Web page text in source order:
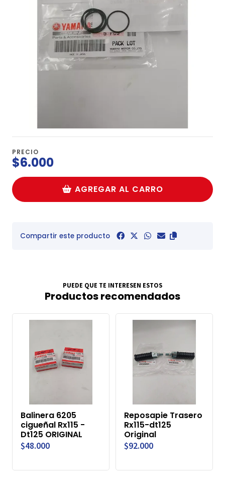
PRECIO
$6.000
AGREGAR AL CARRO
Compartir este producto
PUEDE QUE TE INTERESEN ESTOS
Productos recomendados
Balinera 6205
cigueñal Rx115 -
Dt125 ORIGINAL
$48.000
Reposapie Trasero
Rx115-dt125
Original
$92.000